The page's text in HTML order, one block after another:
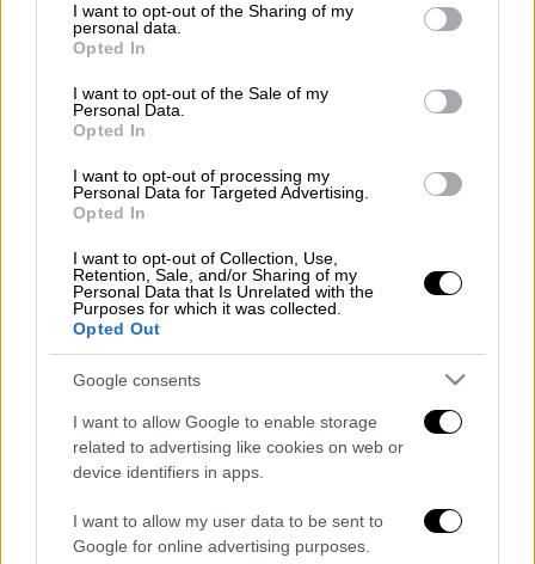
not limited to your visit or usage behaviour. You may click to
grant or deny consent to Google and its third-party tags to
use your data for below specified purposes in below Google
consent section.
I want to opt-out of the Sharing of my
personal data.
Opted In
I want to opt-out of the Sale of my
Personal Data.
Opted In
I want to opt-out of processing my
Personal Data for Targeted Advertising.
Opted In
I want to opt-out of Collection, Use,
Retention, Sale, and/or Sharing of my
Personal Data that Is Unrelated with the
Purposes for which it was collected.
Opted Out
Google consents
I want to allow Google to enable storage
related to advertising like cookies on web or
device identifiers in apps.
I want to allow my user data to be sent to
Google for online advertising purposes.
Προσθέστε το ΕΘΝΟΣ στη Google
Διαβάστε για τα 3 «ελεύθερα» διαμάντια που
σήμερα, στοmenshouse.gr
Δημιούργησαν με AI νέους ιούς μέσα σε
λίγες ώρες - Γιατί προβληματίζονται οι
Σαν το τρομακτικό It: 15χρονο ντυμένος
ηλικιωμένο - Τον κατέγραψε κάμερα
«Πόλεμος» για τους χρόνους των
καταγγελίες, οι παρατάξεις περνούν στην
αντεπίθεση